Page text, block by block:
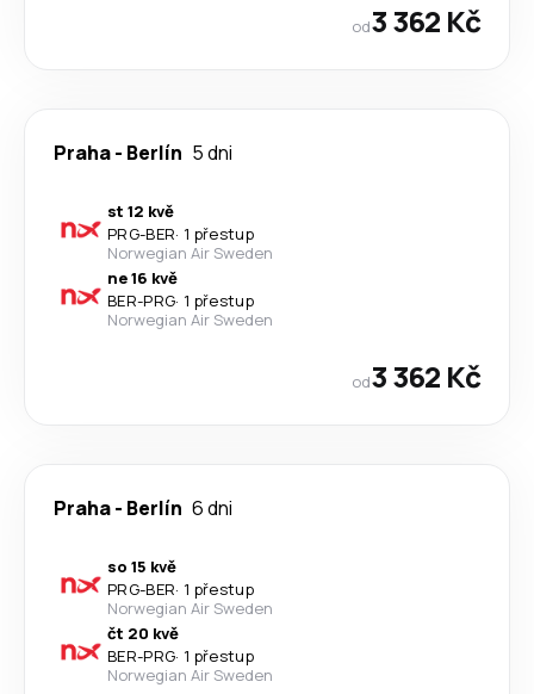
od3 362 Kč
Praha- Berlín 5 dni
st 12 kvě
PRG-BER· 1 přestup
Norwegian Air Sweden
ne 16 kvě
BER-PRG· 1 přestup
Norwegian Air Sweden
od3 362 Kč
Praha- Berlín 6 dni
so 15 kvě
PRG-BER· 1 přestup
Norwegian Air Sweden
čt 20 kvě
BER-PRG· 1 přestup
Norwegian Air Sweden